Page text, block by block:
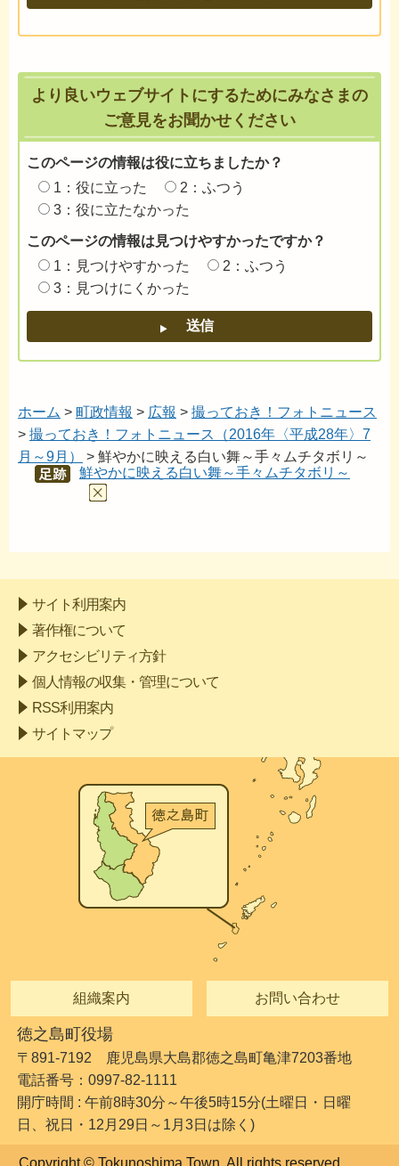
より良いウェブサイトにするためにみなさまの
ご意見をお聞かせください
このページの情報は役に立ちましたか？
1：役に立った
2：ふつう
3：役に立たなかった
このページの情報は見つけやすかったですか？
1：見つけやすかった
2：ふつう
3：見つけにくかった
ホーム > 町政情報 > 広報 > 撮っておき！フォトニュース
> 撮っておき！フォトニュース（2016年〈平成28年〉7
月～9月）
> 鮮やかに映える白い舞～手々ムチタボリ～
あし
鮮やかに映える白い舞～手々ムチタボリ～
サイト利用案内
著作権について
アクセシビリティ方針
個人情報の収集・管理について
RSS利用案内
サイトマップ
組織案内 お問い合わせ
徳之島町役場
〒891-7192 鹿児島県大島郡徳之島町亀津7203番地
電話番号：0997-82-1111
開庁時間 : 午前8時30分～午後5時15分(土曜日・日曜
日、祝日・12月29日～1月3日は除く)
Copyright © Tokunoshima Town. All rights reserved.